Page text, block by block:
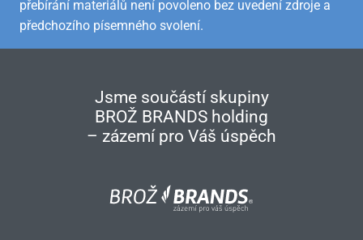
přebírání materiálů není povoleno bez uvedení zdroje a
předchozího písemného svolení.
Jsme součástí skupiny
BROŽ BRANDS holding
– zázemí pro Váš úspěch